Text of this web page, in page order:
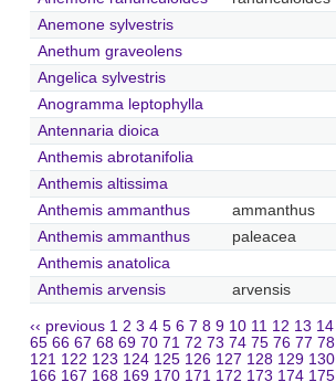
Anemone sylvestris
Anethum graveolens
Angelica sylvestris
Anogramma leptophylla
Antennaria dioica
Anthemis abrotanifolia
Anthemis altissima
Anthemis ammanthus
ammanthus
Anthemis ammanthus
paleacea
Anthemis anatolica
Anthemis arvensis
arvensis
‹‹ previous 1 2 3 4 5 6 7 8 9 10 11 12 13 14
65 66 67 68 69 70 71 72 73 74 75 76 77 78
121 122 123 124 125 126 127 128 129 130
166 167 168 169 170 171 172 173 174 175